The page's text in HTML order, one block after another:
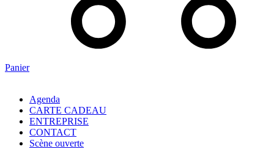
Panier
Agenda
CARTE CADEAU
ENTREPRISE
CONTACT
Scène ouverte